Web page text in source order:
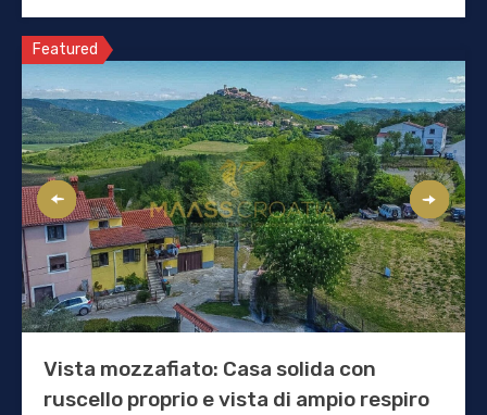
Featured
Vista mozzafiato: Casa solida con
ruscello proprio e vista di ampio respiro